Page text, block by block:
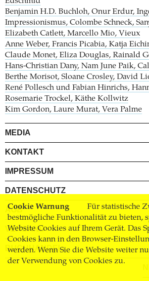
Cookie Warnung
Für statistische
bestmögliche Funktionalität zu bieten,
Website Cookies auf Ihrem Gerät. Das
Cookies kann in den Browser-
werden. Wenn Sie die Website weiter
der Verwendung von Cookies zu.
Benjamin H.D. Buchloh, Onur Erdur,
Impressionismus, Colombe Schneck,
Elizabeth Catlett, Marcello Mio, Vieux
Anne Weber, Francis Picabia, Katja
Claude Monet, Eliza Douglas, Rainald
Hans-Christian Dany, Nam June Paik,
Berthe Morisot, Sloane Crosley, David
René Pollesch und Fabian Hinrichs,
Rosemarie Trockel, Käthe Kollwitz
Kim Gordon, Laure Murat, Vera Palme
MEDIA
KONTAKT
IMPRESSUM
DATENSCHUTZ
AGB
VERSAND
BUCHHANDEL